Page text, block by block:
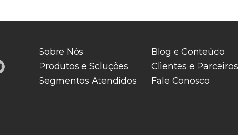
Sobre Nós
Produtos e Soluções
Segmentos Atendidos
Blog e Conteúdo
Clientes e Parceiros
Fale Conosco